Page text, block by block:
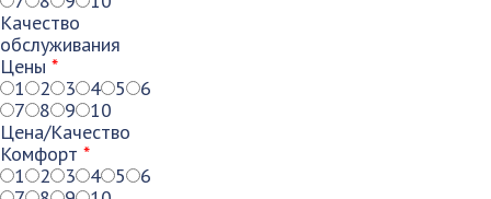
Качество
обслуживания
Цены *
1
2 3 4 5
6
7
8 9
10
Цена/Качество
Комфорт *
1
2 3 4 5
6